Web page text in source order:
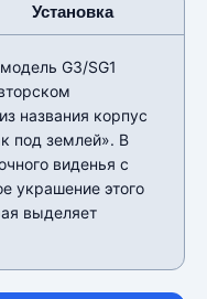
Установка
G3/SG1
названия корпус
под землей». В
виденья с
украшение этого
выделяет